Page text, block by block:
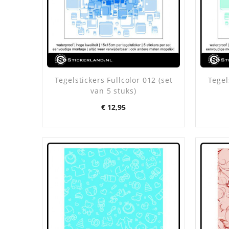
Tegelstickers Fullcolor 012 (set
van 5 stuks)
Prijs
€ 12,95